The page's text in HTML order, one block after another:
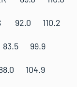
92.0 110.2
83.5 99.9
104.9